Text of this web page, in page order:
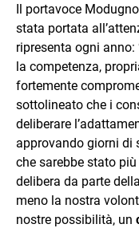
Il portavoce
stata portata
ripresenta ogni
la competenza,
fortemente
sottolineato che i
deliberare
approvando giorni di
che sarebbe stato
delibera da parte
meno la nostra
nostre possibilità, un